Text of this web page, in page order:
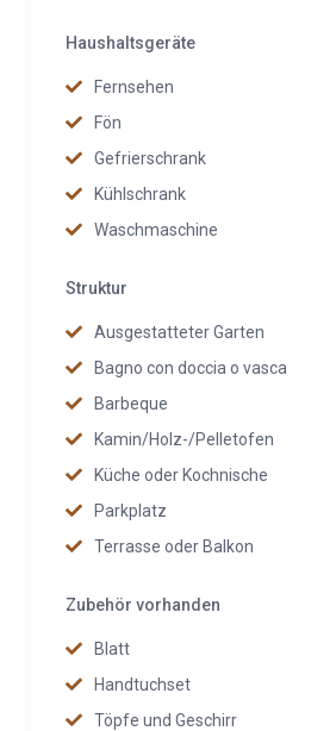
Haushaltsgeräte
Fernsehen
Fön
Gefrierschrank
Kühlschrank
Waschmaschine
Struktur
Ausgestatteter Garten
Bagno con doccia o vasca
Barbeque
Kamin/Holz-/Pelletofen
Küche oder Kochnische
Parkplatz
Terrasse oder Balkon
Zubehör vorhanden
Blatt
Handtuchset
Töpfe und Geschirr